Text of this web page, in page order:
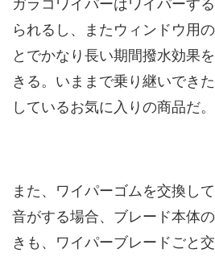
ガラコワイパーはワイパーす
られるし、またウィンドウ用
とでかなり長い期間撥水効果
きる。いままで乗り継いでき
しているお気に入りの商品だ。
また、ワイパーゴムを交換し
音がする場合、ブレード本体
きも、ワイパーブレードごと